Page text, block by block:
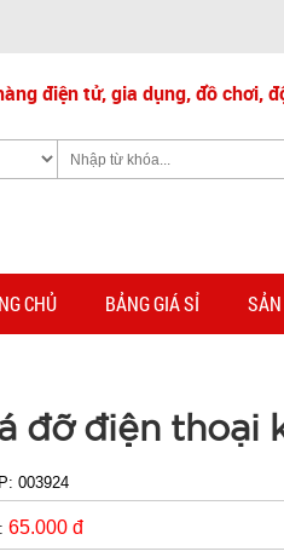
điện tử, gia dụng, đồ chơi,
CHỦ BẢNG GIÁ SỈ
đỡ điện thoại
003924
65.000 đ